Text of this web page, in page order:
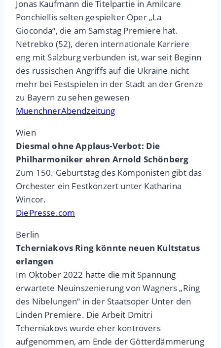
Jonas Kaufmann die Titelpartie in Amilcare
Ponchiellis selten gespielter Oper „La
Gioconda“, die am Samstag Premiere hat.
Netrebko (52), deren internationale Karriere
eng mit Salzburg verbunden ist, war seit Beginn
des russischen Angriffs auf die Ukraine nicht
mehr bei Festspielen in der Stadt an der Grenze
zu Bayern zu sehen gewesen
MuenchnerAbendzeitung
Wien
Diesmal ohne Applaus-Verbot: Die
Philharmoniker ehren Arnold Schönberg
Zum 150. Geburtstag des Komponisten gibt das
Orchester ein Festkonzert unter Katharina
Wincor.
DiePresse.com
Berlin
Tcherniakovs Ring könnte neuen Kultstatus
erlangen
Im Oktober 2022 hatte die mit Spannung
erwartete Neuinszenierung von Wagners „Ring
des Nibelungen“ in der Staatsoper Unter den
Linden Premiere. Die Arbeit Dmitri
Tcherniakovs wurde eher kontrovers
aufgenommen, am Ende der Götterdämmerung